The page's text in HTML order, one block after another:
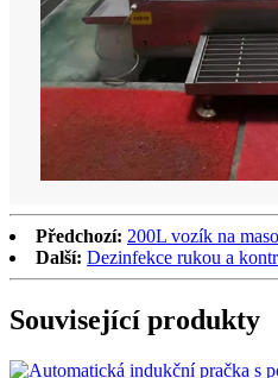
Předchozí: 200L vozík na
Další: Dezinfekce rukou a
Související produkty